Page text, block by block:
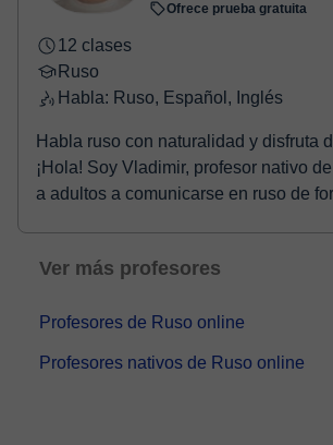
Ofrece prueba gratuita
12 clases
Ruso
Habla: Ruso, Español, Inglés
Habla ruso con naturalidad y disfruta
¡Hola! Soy Vladimir, profesor nativo
a adultos a comunicarse en ruso de
Ver más profesores
Profesores de Ruso online
Profesores nativos de Ruso online